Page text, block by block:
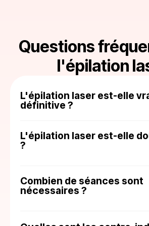
Questions
l'épilation
L'épilation laser est-elle
définitive ?
L'épilation laser est-elle
?
Combien de séances sont
nécessaires ?